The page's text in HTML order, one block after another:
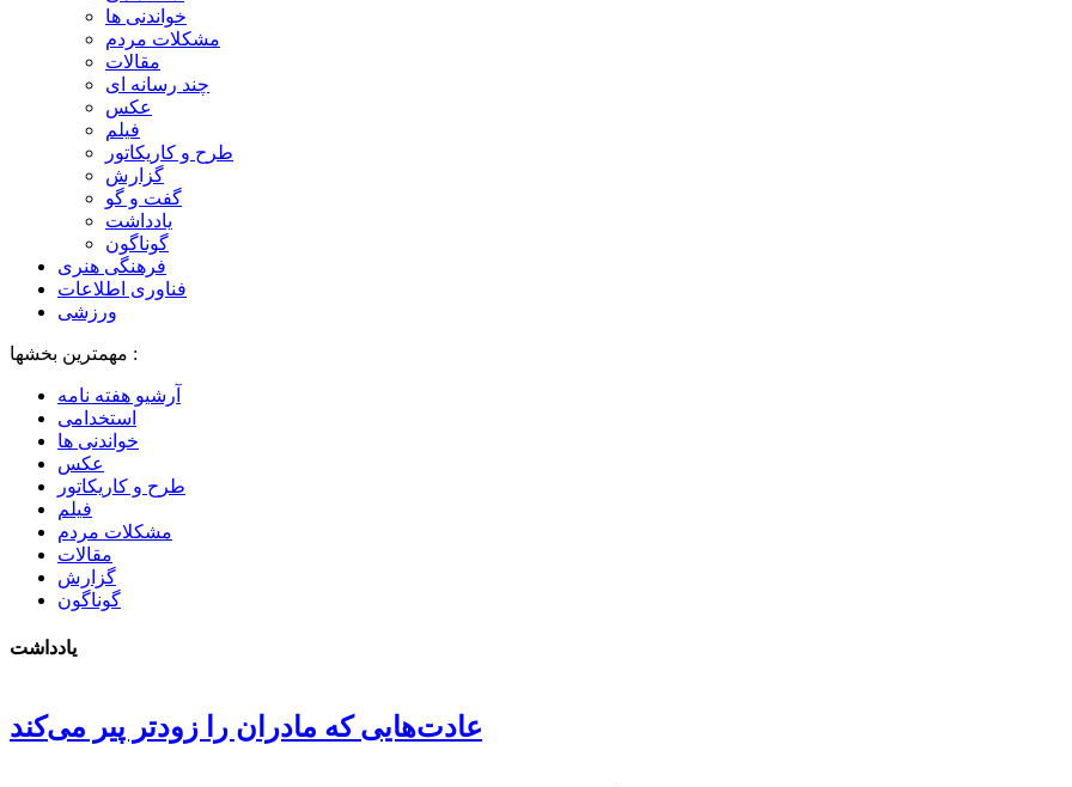
خواندنی ها
مشکلات مردم
مقالات
چند رسانه ای
عکس
فیلم
طرح و کاریکاتور
گزارش
گفت و گو
یادداشت
گوناگون
فرهنگی هنری
فناوری اطلاعات
ورزشی
مهمترین بخشها :
آرشیو هفته نامه
استخدامی
خواندنی ها
عکس
طرح و کاریکاتور
فیلم
مشکلات مردم
مقالات
گزارش
گوناگون
یادداشت
عادت‌هایی که مادران را زودتر پیر می‌کند